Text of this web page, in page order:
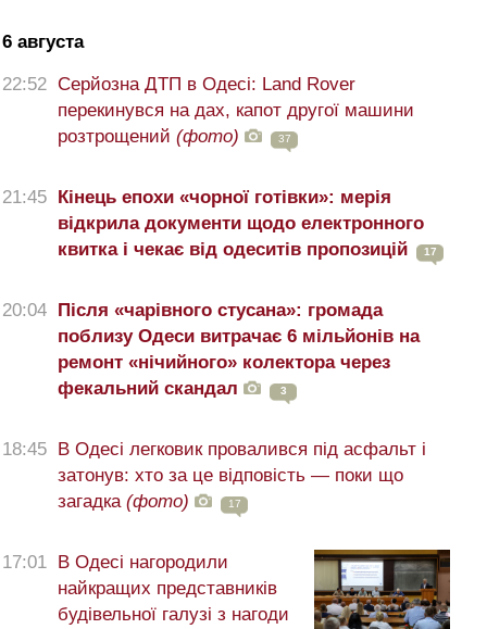
6 августа
22:52 Серйозна ДТП в Одесі: Land Rover
перекинувся на дах, капот другої машини
розтрощений (фото) 37
21:45
Кінець епохи «чорної готівки»: мерія
відкрила документи щодо електронного
квитка і чекає від одеситів пропозицій
17
20:04
Після «чарівного стусана»: громада
поблизу Одеси витрачає 6 мільйонів на
ремонт «нічийного» колектора через
фекальний скандал
3
18:45
В Одесі легковик провалився під асфальт і
затонув: хто за це відповість — поки що
загадка (фото) 17
17:01
В Одесі нагородили
найкращих представників
будівельної галузі з нагоди